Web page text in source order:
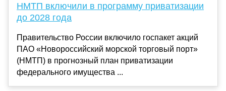
НМТП включили в программу приватизации
до 2028 года
Правительство России включило госпакет акций
ПАО «Новороссийский морской торговый порт»
(НМТП) в прогнозный план приватизации
федерального имущества ...